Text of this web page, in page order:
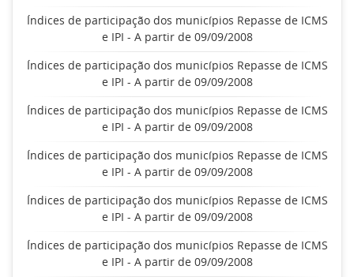
Índices de participação dos municípios Repasse de ICMS
e IPI - A partir de 09/09/2008
Índices de participação dos municípios Repasse de ICMS
e IPI - A partir de 09/09/2008
Índices de participação dos municípios Repasse de ICMS
e IPI - A partir de 09/09/2008
Índices de participação dos municípios Repasse de ICMS
e IPI - A partir de 09/09/2008
Índices de participação dos municípios Repasse de ICMS
e IPI - A partir de 09/09/2008
Índices de participação dos municípios Repasse de ICMS
e IPI - A partir de 09/09/2008